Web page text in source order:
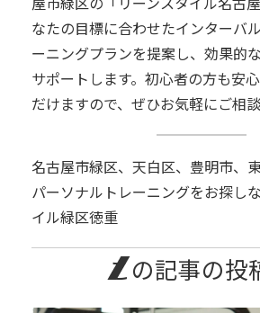
なたの目標に合わせたインターバ
ーニングプランを提案し、効果的
サポートします。初心者の方も安
だけますので、ぜひお気軽にご相談
名古屋市緑区、天白区、豊明市、
パーソナルトレーニングをお探し
イル緑区徳重
この記事の投